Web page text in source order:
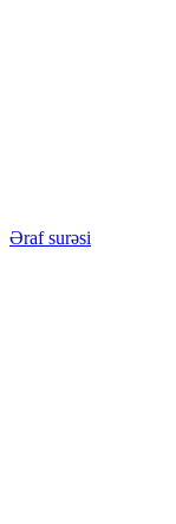
Əraf surəsi